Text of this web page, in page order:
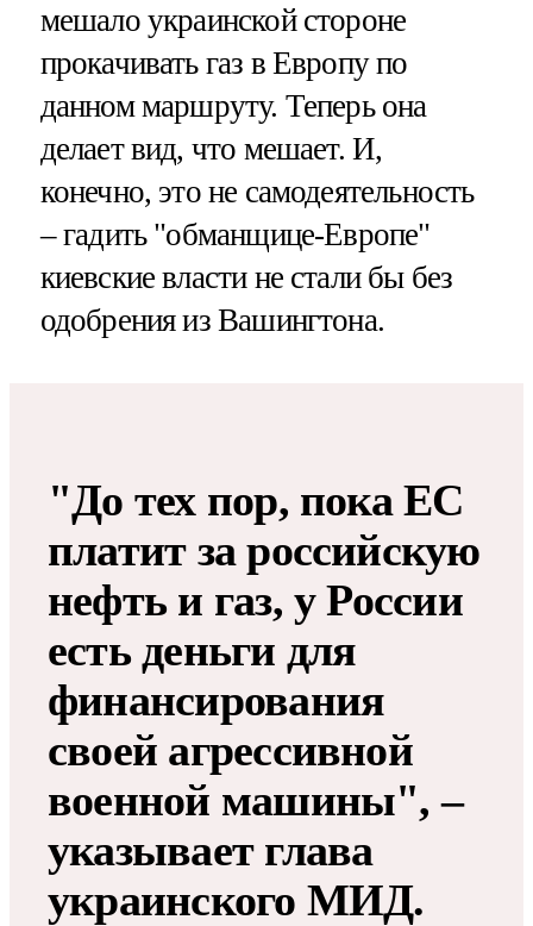
мешало украинской стороне
прокачивать газ в Европу по
данном маршруту. Теперь она
делает вид, что мешает. И,
конечно, это не самодеятельность
– гадить "обманщице-Европе"
киевские власти не стали бы без
одобрения из Вашингтона.
"До тех пор, пока ЕС
платит за российскую
нефть и газ, у России
есть деньги для
финансирования
своей агрессивной
военной машины", –
указывает глава
украинского МИД.